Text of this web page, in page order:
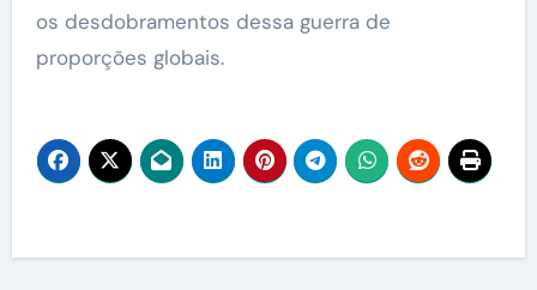
os desdobramentos dessa guerra de
proporções globais.